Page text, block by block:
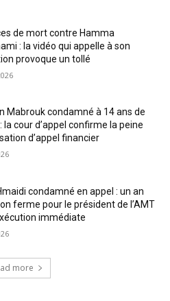
de mort contre Hamma
: la vidéo qui appelle à son
provoque un tollé
Mabrouk condamné à 14 ans de
la cour d’appel confirme la peine
d’appel financier
condamné en appel : un an
ferme pour le président de l’AMT
immédiate
more